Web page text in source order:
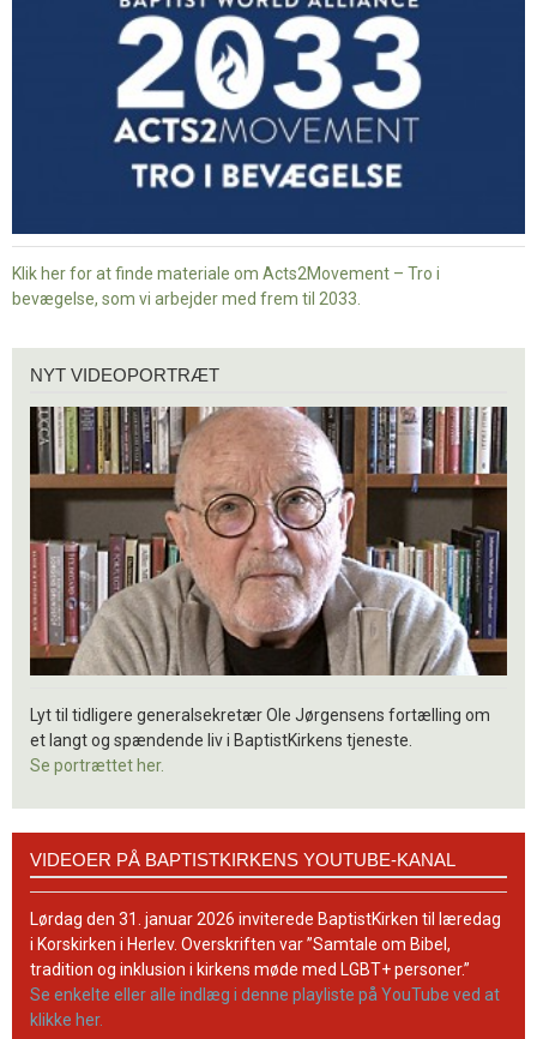
Klik her for at finde materiale om Acts2Movement – Tro i
bevægelse, som vi arbejder med frem til 2033.
videoportræt
NYT VIDEOPORTRÆT
Lyt til tidligere generalsekretær Ole Jørgensens fortælling om
et langt og spændende liv i BaptistKirkens tjeneste.
Se portrættet her.
BaptistKirkens
YouTube-
kanal
VIDEOER PÅ BAPTISTKIRKENS YOUTUBE-KANAL
Lørdag den 31. januar 2026 inviterede BaptistKirken til læredag
i Korskirken i Herlev. Overskriften var ”Samtale om Bibel,
tradition og inklusion i kirkens møde med LGBT+ personer.”
Se enkelte eller alle indlæg i denne playliste på YouTube ved at
klikke her.